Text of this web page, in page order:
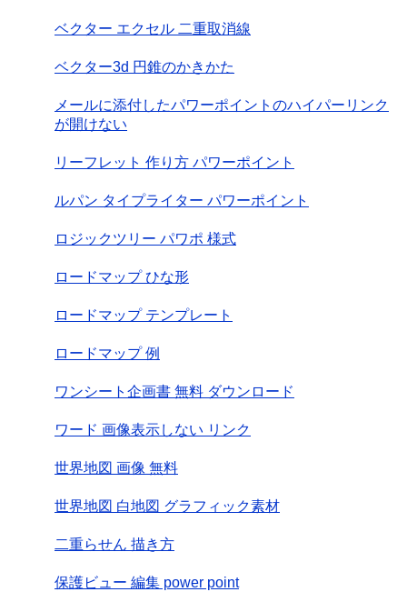
ベクター エクセル 二重取消線
ベクター3d 円錐のかきかた
メールに添付したパワーポイントのハイパーリンク
が開けない
リーフレット 作り方 パワーポイント
ルパン タイプライター パワーポイント
ロジックツリー パワポ 様式
ロードマップ ひな形
ロードマップ テンプレート
ロードマップ 例
ワンシート企画書 無料 ダウンロード
ワード 画像表示しない リンク
世界地図 画像 無料
世界地図 白地図 グラフィック素材
二重らせん 描き方
保護ビュー 編集 power point